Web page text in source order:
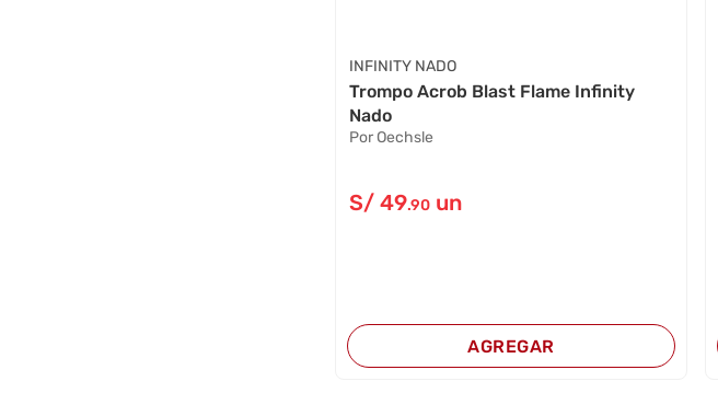
INFINITY NADO
Trompo Acrob Blast Flame Infinity
Nado
Por Oechsle
S/49.90 un
AGREGAR